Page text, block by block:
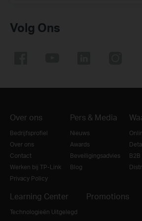
Volg Ons
Over ons
Bedrijfsprofiel
Over ons
Contact
Werken bij TP-Link
Privacy Policy
Pers & Media
Nieuws
Awards
Beveiligingsadvies
Blog
B2B
Learning Center
Technologieën Uitgelegd
Promotions